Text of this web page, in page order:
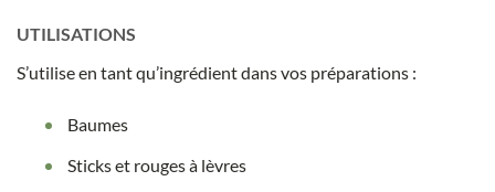
UTILISATIONS
S’utilise en tant qu’ingrédient dans vos préparations :
Baumes
Sticks et rouges à lèvres